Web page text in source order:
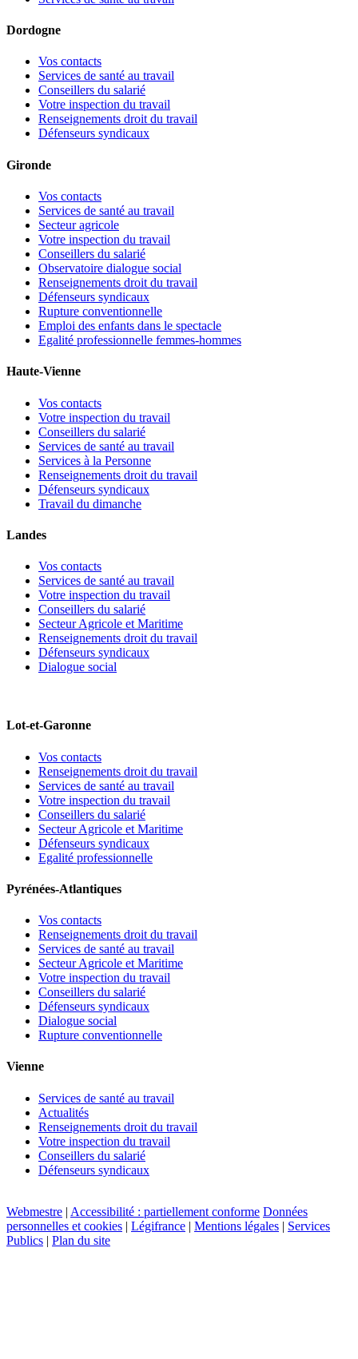
Dordogne
Vos contacts
Services de santé au travail
Conseillers du salarié
Votre inspection du travail
Renseignements droit du travail
Défenseurs syndicaux
Gironde
Vos contacts
Services de santé au travail
Secteur agricole
Votre inspection du travail
Conseillers du salarié
Observatoire dialogue social
Renseignements droit du travail
Défenseurs syndicaux
Rupture conventionnelle
Emploi des enfants dans le spectacle
Egalité professionnelle femmes-hommes
Haute-Vienne
Vos contacts
Votre inspection du travail
Conseillers du salarié
Services de santé au travail
Services à la Personne
Renseignements droit du travail
Défenseurs syndicaux
Travail du dimanche
Landes
Vos contacts
Services de santé au travail
Votre inspection du travail
Conseillers du salarié
Secteur Agricole et Maritime
Renseignements droit du travail
Défenseurs syndicaux
Dialogue social
Lot-et-Garonne
Vos contacts
Renseignements droit du travail
Services de santé au travail
Votre inspection du travail
Conseillers du salarié
Secteur Agricole et Maritime
Défenseurs syndicaux
Egalité professionnelle
Pyrénées-Atlantiques
Vos contacts
Renseignements droit du travail
Services de santé au travail
Secteur Agricole et Maritime
Votre inspection du travail
Conseillers du salarié
Défenseurs syndicaux
Dialogue social
Rupture conventionnelle
Vienne
Services de santé au travail
Actualités
Renseignements droit du travail
Votre inspection du travail
Conseillers du salarié
Défenseurs syndicaux
Webmestre | Accessibilité : partiellement conforme Données
personnelles et cookies | Légifrance | Mentions légales | Services
Publics | Plan du site